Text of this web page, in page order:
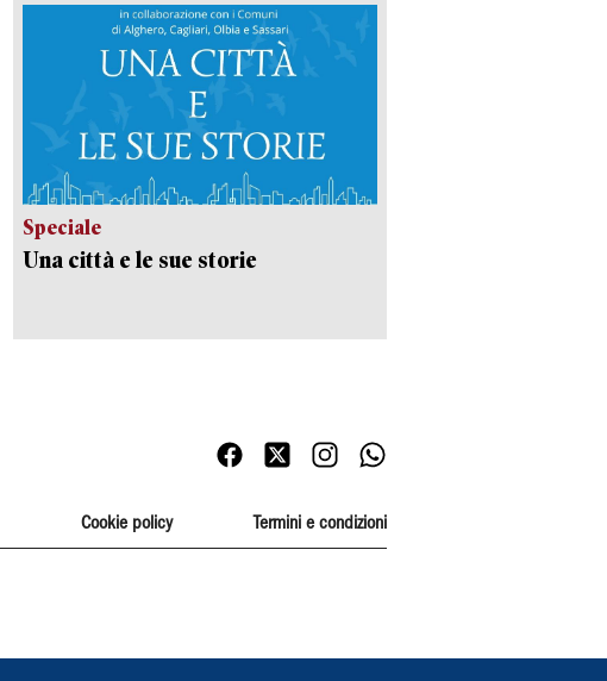
Speciale
Una città e le sue storie
Cookie policy Termini e condizioni